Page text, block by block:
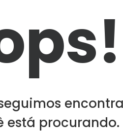
está procurando.